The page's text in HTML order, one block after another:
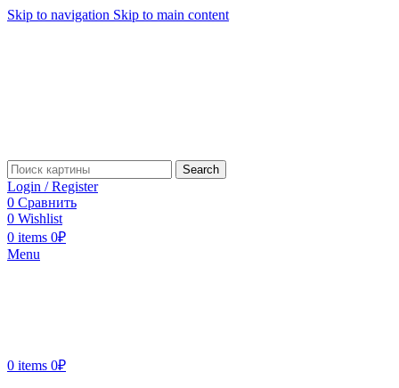
Skip to navigation Skip to main content
Search
Login / Register
0 Сравнить
0 Wishlist
0 items 0₽
Menu
0 items 0₽